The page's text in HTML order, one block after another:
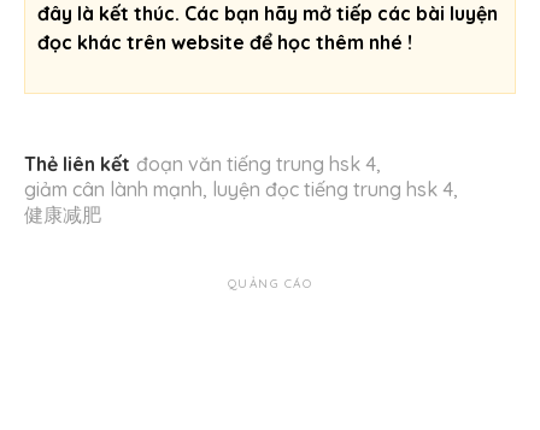
đây là kết thúc. Các bạn hãy mở tiếp các bài luyện
đọc khác trên website để học thêm nhé !
Thẻ liên kết đoạn văn tiếng trung hsk 4,
giảm cân lành mạnh, luyện đọc tiếng trung hsk 4,
健康减肥
QUẢNG CÁO